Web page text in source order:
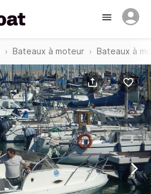
Bateaux à moteur Bateaux à